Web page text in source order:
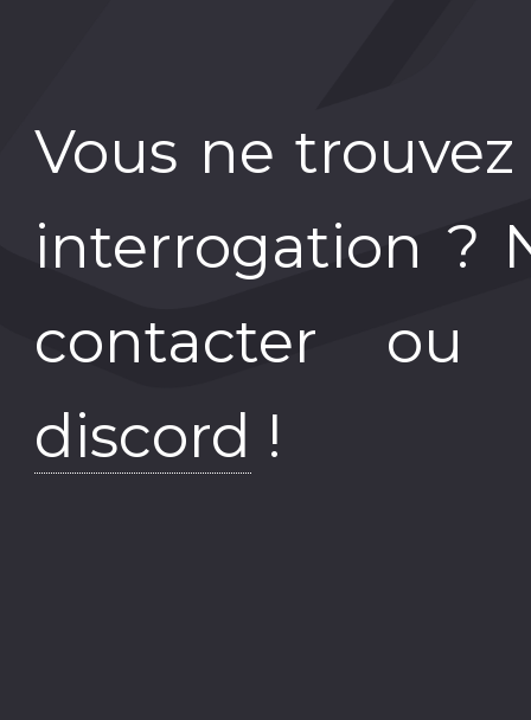
Vous ne
interrogation ?
contacter
discord !